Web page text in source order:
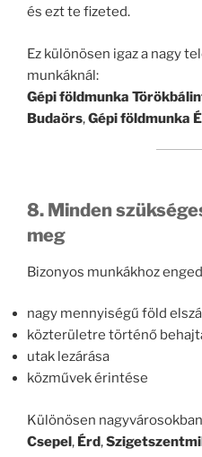
és ezt te fizeted.
Ez különösen igaz a nagy
munkáknál:
Gépi földmunka
Budaörs,Gépi földmunka
8. Minden
meg
Bizonyos munkákhoz
nagy mennyiségű föld
közterületre történő
utak lezárása
közművek érintése
Különösen
Csepel, Érd,